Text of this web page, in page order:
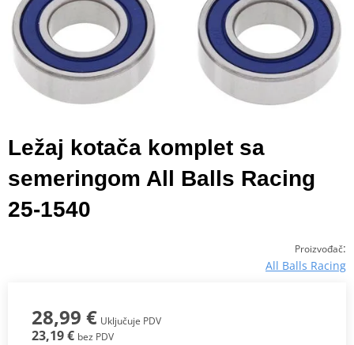
Ležaj kotača komplet sa
semeringom All Balls Racing
25-1540
Proizvođač:
All Balls Racing
28,99 € Uključuje PDV
23,19 € bez PDV